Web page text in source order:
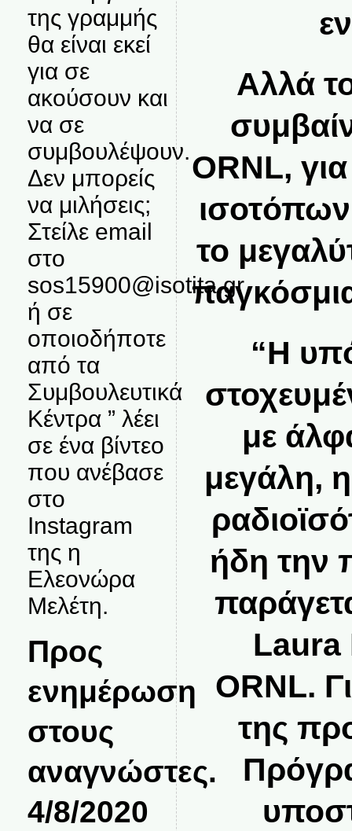
της γραμμής
θα είναι εκεί
για σε
ακούσουν και
να σε
συμβουλέψουν.
Δεν μπορείς
να μιλήσεις;
Στείλε email
στο
sos15900@isotita.gr
ή σε
οποιοδήποτε
από τα
Συμβουλευτικά
Κέντρα ” λέει
σε ένα βίντεο
που ανέβασε
στο
Instagram
της η
Ελεονώρα
Μελέτη.
Προς
ενημέρωση
στους
αναγνώστες.
4/8/2020
Αλλά
ORNL,
το
“Η
με
μεγάλη,
ήδη την
Laura
ORNL.
της